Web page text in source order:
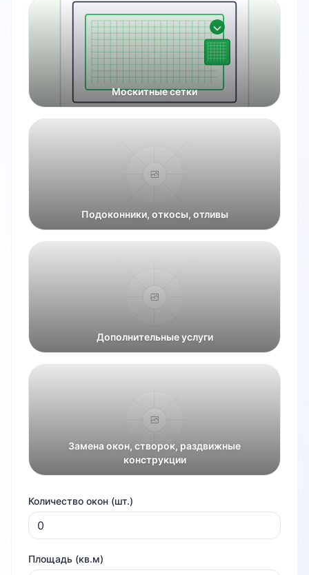
Москитные сетки
Подоконники, откосы, отливы
Дополнительные услуги
Замена окон, створок, раздвижные
конструкции
Количество окон (шт.)
Площадь (кв.м)